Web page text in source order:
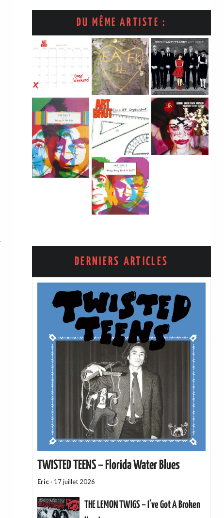
DU MÊME ARTISTE :
DERNIERS ARTICLES
TWISTED TEENS – Florida Water Blues
Eric · 17 juillet 2026
THE LEMON TWIGS – I’ve Got A Broken